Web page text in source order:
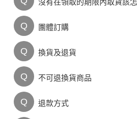
沒有在領取的期限內取貨該
Q 團體訂購
Q 換貨及退貨
Q 不可退換貨商品
Q 退款方式